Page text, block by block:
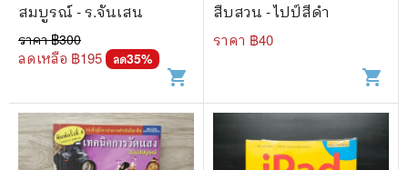
สมบูรณ์ - ร.จันเสน
ราคา ฿300
ลดเหลือ ฿195 ลด35%
shopping_cart
สืบสวน - ไปป์สีดำ
ราคา ฿40
shopping_cart
🎲 Board Game
📅 สินค้าอื่นๆ